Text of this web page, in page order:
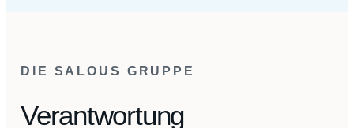
DIE SALOUS GRUPPE
Verantwortung